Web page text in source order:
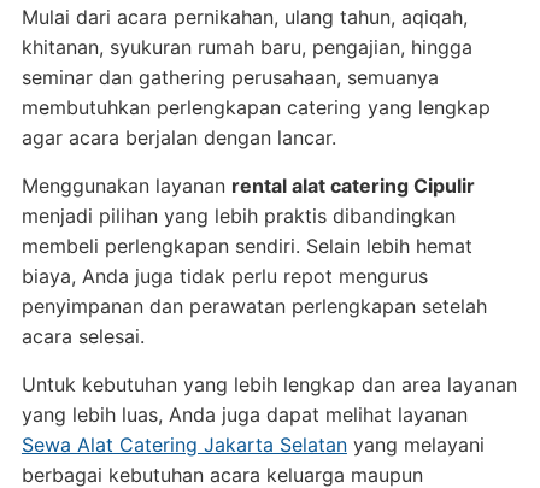
Mulai dari acara pernikahan, ulang tahun, aqiqah,
khitanan, syukuran rumah baru, pengajian, hingga
seminar dan gathering perusahaan, semuanya
membutuhkan perlengkapan catering yang lengkap
agar acara berjalan dengan lancar.
Menggunakan layanan rental alat catering Cipulir
menjadi pilihan yang lebih praktis dibandingkan
membeli perlengkapan sendiri. Selain lebih hemat
biaya, Anda juga tidak perlu repot mengurus
penyimpanan dan perawatan perlengkapan setelah
acara selesai.
Untuk kebutuhan yang lebih lengkap dan area layanan
yang lebih luas, Anda juga dapat melihat layanan
Sewa Alat Catering Jakarta Selatanyang melayani
berbagai kebutuhan acara keluarga maupun